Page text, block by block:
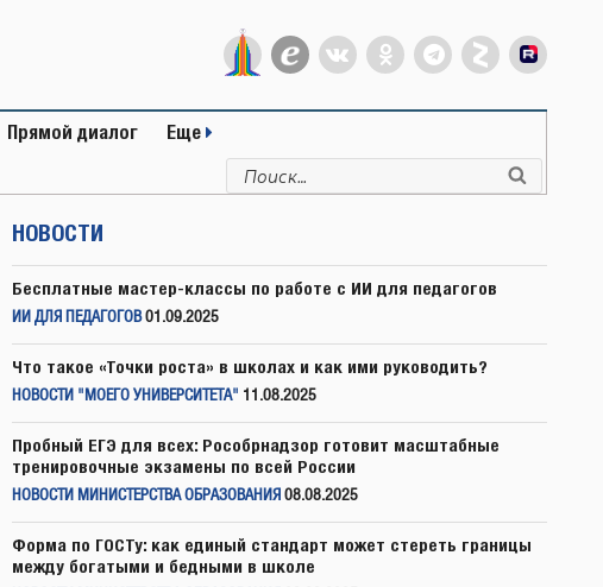
Прямой диалог Еще
Искать:
НОВОСТИ
Бесплатные мастер-классы по работе с ИИ для педагогов
ИИ ДЛЯ ПЕДАГОГОВ 01.09.2025
Что такое «Точки роста» в школах и как ими руководить?
НОВОСТИ "МОЕГО УНИВЕРСИТЕТА" 11.08.2025
Пробный ЕГЭ для всех: Рособрнадзор готовит масштабные
тренировочные экзамены по всей России
НОВОСТИ МИНИСТЕРСТВА ОБРАЗОВАНИЯ 08.08.2025
Форма по ГОСТу: как единый стандарт может стереть границы
между богатыми и бедными в школе